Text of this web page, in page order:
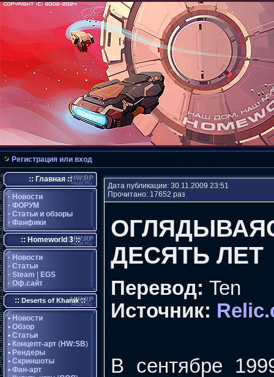
Регистрация или вход
:: Главная ::
· Новости
· ФОРУМ
· Статьи и обзоры
· Фанфики
:: Homeworld 3 ::
· Новости
· Статьи
· Steam
EGS
· Оф.сайт
:: Deserts of Kharak::
• Новости
• Обзор
• Статьи
• Концепт-арт (HW:SB)
• Рендеры
• Скриншоты
• Фан-арт
Дата публикации: 30.11.2009 23:51
Прочитано: 17652 раз
ДЕСЯТЬ ЛЕТ
Перевод: Ten
Источник:
В сентябре